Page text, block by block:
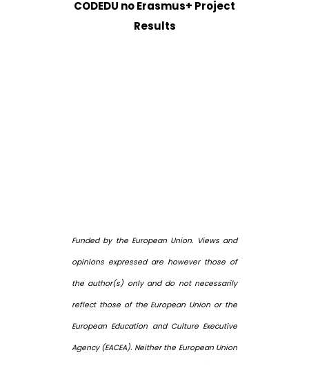
CODEDU no Erasmus+ Project
Results
Funded by the European Union. Views and
opinions expressed are however those of
the author(s) only and do not necessarily
reflect those of the European Union or the
European Education and Culture Executive
Agency (EACEA). Neither the European Union